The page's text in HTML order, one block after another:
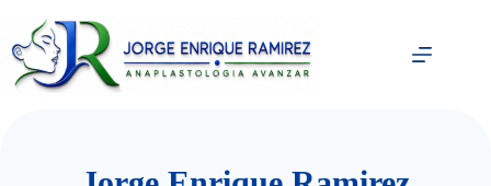
contenido